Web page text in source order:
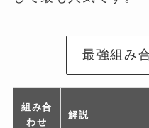
最強組み
組み合
わせ
解説